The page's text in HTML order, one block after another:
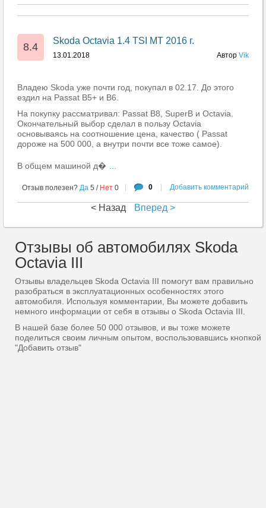
8.4
Skoda Octavia 1.4 TSI MT 2016 г.
Автор Vik
13.01.2018
Владею Skoda уже почти год, покупал в 02.17. До этого
ездил на Passat B5+ и B6.
На покупку рассматривал: Passat B8, SuperB и Octavia.
Окончательный выбор сделал в пользу Octavia
основываясь на соотношение цена, качество ( Passat
дороже на 500 000, а внутри почти все тоже самое).
В общем машиной д�
0 Добавить комментарий
Отзыв полезен? Да 5 / Нет 0
< Назад Вперед >
Отзывы об автомобилях Skoda
Octavia III
Отзывы владельцев Skoda Octavia III помогут вам правильно
разобраться в эксплуатационных особенностях этого
автомобиля. Используя комментарии, Вы можете добавить
немного информации от себя в отзывы о Skoda Octavia III.
В нашей базе более 50 000 отзывов, и вы тоже можете
поделиться своим личным опытом, воспользовавшись кнопкой
"Добавить отзыв"